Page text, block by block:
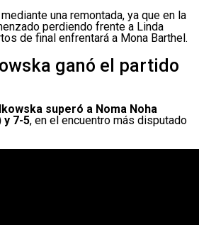
una remontada, ya que en la
perdiendo frente a Linda
de final enfrentará a Mona Barthel.
ganó el partido
superó a Noma Noha
y 7-5, en el encuentro más disputado